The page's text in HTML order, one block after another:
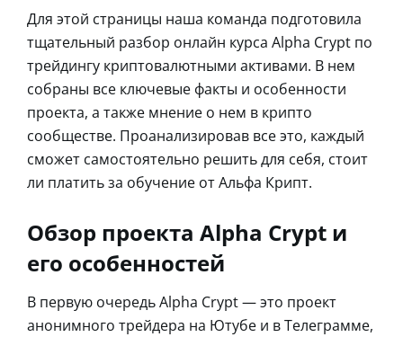
Для этой страницы наша команда подготовила
тщательный разбор онлайн курса Alpha Crypt по
трейдингу криптовалютными активами. В нем
собраны все ключевые факты и особенности
проекта, а также мнение о нем в крипто
сообществе. Проанализировав все это, каждый
сможет самостоятельно решить для себя, стоит
ли платить за обучение от Альфа Крипт.
Обзор проекта Alpha Crypt и
его особенностей
В первую очередь Alpha Crypt — это проект
анонимного трейдера на Ютубе и в Телеграмме,